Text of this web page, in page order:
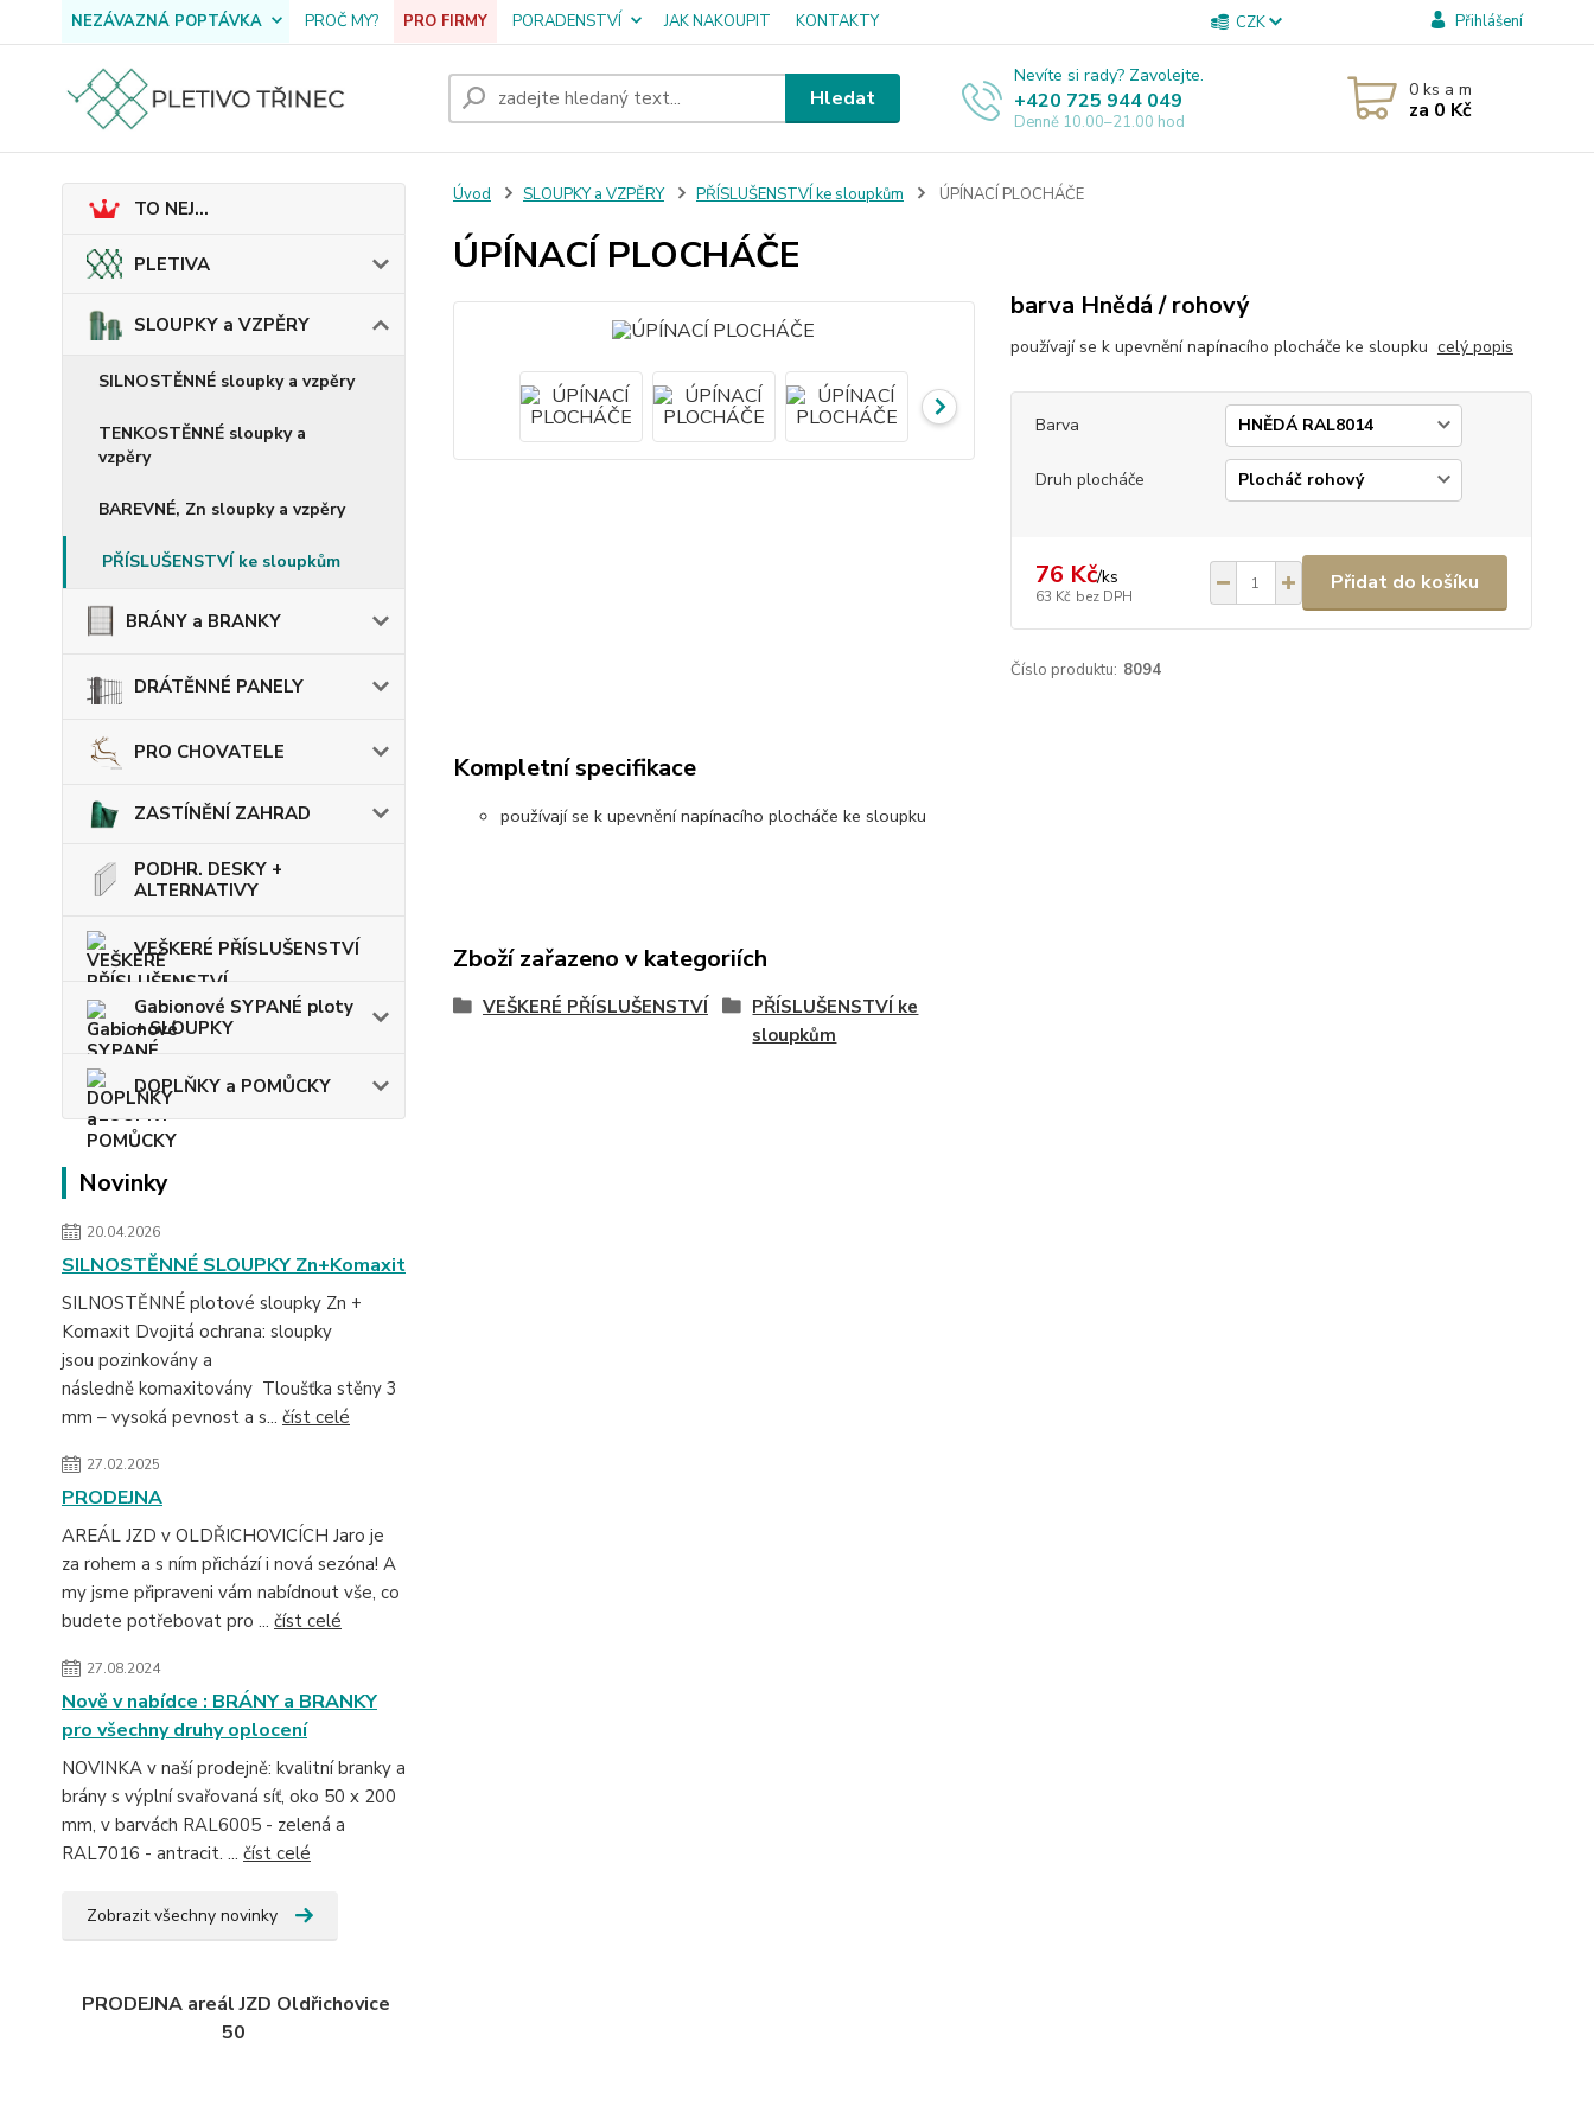
NEZÁVAZNÁ POPTÁVKA PROČ MY? PRO FIRMY PORADENSTVÍ JAK NAKOUPIT KONTAKTY CZK Přihlášení
Hledat
Nevíte si rady? Zavolejte.
+420 725 944 049
Denně 10.00–21.00 hod
0ks a m
za 0 Kč
TO NEJ...
PLETIVA
SLOUPKY a VZPĚRY
SILNOSTĚNNÉ sloupky a vzpěry
TENKOSTĚNNÉ sloupky a
vzpěry
BAREVNÉ, Zn sloupky a vzpěry
PŘÍSLUŠENSTVÍ ke sloupkům
BRÁNY a BRANKY
DRÁTĚNNÉ PANELY
PRO CHOVATELE
ZASTÍNĚNÍ ZAHRAD
PODHR. DESKY +
ALTERNATIVY
VEŠKERÉ PŘÍSLUŠENSTVÍ
Gabionové SYPANÉ ploty
+ SLOUPKY
DOPLŇKY a POMŮCKY
Novinky
20.04.2026
SILNOSTĚNNÉ SLOUPKY Zn+Komaxit
SILNOSTĚNNÉ plotové sloupky Zn +
Komaxit Dvojitá ochrana: sloupky
jsou pozinkovány a
následně komaxitovány Tloušťka stěny 3
mm – vysoká pevnost a s... číst celé
27.02.2025
PRODEJNA
AREÁL JZD v OLDŘICHOVICÍCH Jaro je
za rohem a s ním přichází i nová sezóna! A
my jsme připraveni vám nabídnout vše, co
budete potřebovat pro ... číst celé
27.08.2024
Nově v nabídce : BRÁNY a BRANKY
pro všechny druhy oplocení
NOVINKA v naší prodejně: kvalitní branky a
brány s výplní svařovaná síť, oko 50 x 200
mm, v barvách RAL6005 - zelená a
RAL7016 - antracit. ... číst celé
Zobrazit všechny novinky
PRODEJNA areál JZD Oldřichovice
50
Úvod SLOUPKY a VZPĚRY PŘÍSLUŠENSTVÍ ke sloupkům ÚPÍNACÍ PLOCHÁČE
ÚPÍNACÍ PLOCHÁČE
barva Hnědá / rohový
používají se k upevnění napínacího plocháče ke sloupku celý popis
Barva
Druh plocháče
76 Kč/ks
63 Kč bez DPH
Přidat do košíku
Číslo produktu: 8094
Kompletní specifikace
používají se k upevnění napínacího plocháče ke sloupku
Zboží zařazeno v kategoriích
VEŠKERÉ PŘÍSLUŠENSTVÍ
PŘÍSLUŠENSTVÍ ke
sloupkům